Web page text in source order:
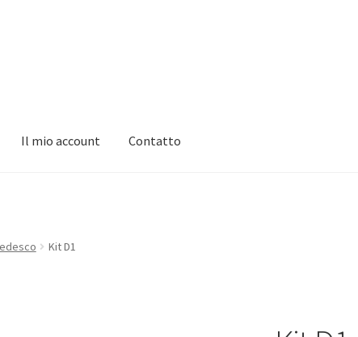
Il mio account Contatto
Kit D1